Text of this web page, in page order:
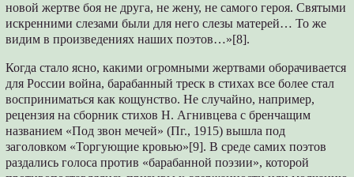
новой жертве боя не друга, не жену, не самого героя. Святыми
искренними слезами были для него слезы матерей… То же
видим в произведениях наших поэтов…»[8].
Когда стало ясно, какими огромными жертвами оборачивается
для России война, барабанный треск в стихах все более стал
восприниматься как кощунство. Не случайно, например,
рецензия на сборник стихов Н. Агнивцева с бренчащим
названием «Под звон мечей» (Пг., 1915) вышла под
заголовком «Торгующие кровью»[9]. В среде самих поэтов
раздались голоса против «барабанной поэзии», которой